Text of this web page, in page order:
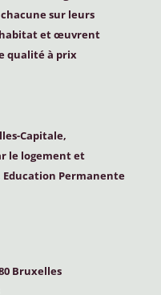
sur leurs
et œuvrent
qualité à prix
Capitale,
le logement et
Permanente
Bruxelles